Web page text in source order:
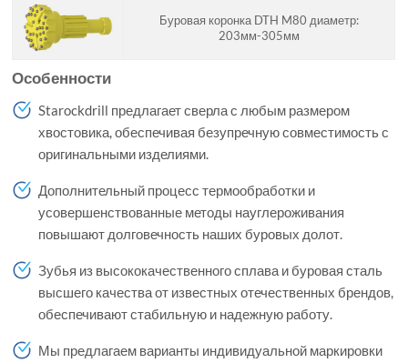
Буровая коронка DTH M80 диаметр:
203мм-305мм
Особенности
Starockdrill предлагает сверла с любым размером
хвостовика, обеспечивая безупречную совместимость с
оригинальными изделиями.
Дополнительный процесс термообработки и
усовершенствованные методы науглероживания
повышают долговечность наших буровых долот.
Зубья из высококачественного сплава и буровая сталь
высшего качества от известных отечественных брендов,
обеспечивают стабильную и надежную работу.
Мы предлагаем варианты индивидуальной маркировки